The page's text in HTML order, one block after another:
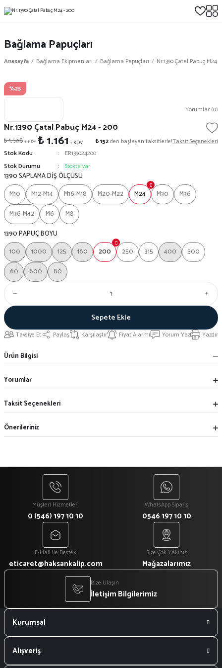
Bağlama Papuçları
Anasayfa Bağlama Ekipmanları Bağlama Papuçları Nr.1390 Çatal Pabuç M24
%25
Yorumlar (0)
Nr.1390 Çatal Pabuç M24 - 200
₺ 1.548+ KDV ₺ 1.161 + KDV ₺ 152den başlayan taksitlerle!Taksit Seçenekleri
Stok Kodu
ER139024200
Stok Durumu
Stokta var
1390 SAPLAMA DİŞ ÖLÇÜSÜ
M10
M12-M14 M16-M18 M20-M22 M24 M30
M36
M36-M42
M6
M8
1390 PAPUÇ BOYU
100
1000 125 160 200 250 315 400
500
60
600 80
Sepete Ekle
Tavsiye Et Paylaş Karşılaştır Fiyat Alarmı Yorum Yaz Yazdır
Ürün Bilgisi
Yorumlar
Taksit Seçenekleri
Önerileriniz
Müşteri Hizmetleri
0 (546) 197 10 10
WhatsApp Sipariş
0546 197 10 10
E-Mail ile Destek
eticaret@haksankalip.com
Size Çok Yakınız
Mağazalarımız
Bize Ulaşın
İletişim Bilgilerimiz
Kurumsal
Alışveriş